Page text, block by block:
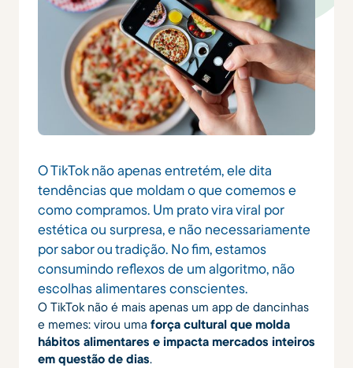
O TikTok não apenas entretém, ele dita
tendências que moldam o que comemos e
como compramos. Um prato vira viral por
estética ou surpresa, e não necessariamente
por sabor ou tradição. No fim, estamos
consumindo reflexos de um algoritmo, não
escolhas alimentares conscientes.
O TikTok não é mais apenas um app de dancinhas
e memes: virou uma força cultural que molda
hábitos alimentares e impacta mercados inteiros
em questão de dias.